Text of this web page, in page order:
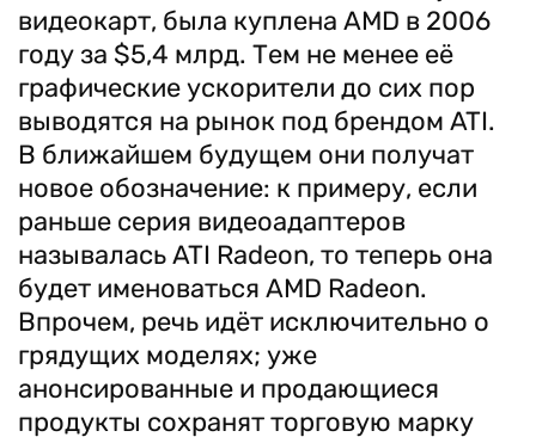
видеокарт, была куплена AMD в 2006
году за $5,4 млрд. Тем не менее её
графические ускорители до сих пор
выводятся на рынок под брендом ATI.
В ближайшем будущем они получат
новое обозначение: к примеру, если
раньше серия видеоадаптеров
называлась ATI Radeon, то теперь она
будет именоваться AMD Radeon.
Впрочем, речь идёт исключительно о
грядущих моделях; уже
анонсированные и продающиеся
продукты сохранят торговую марку